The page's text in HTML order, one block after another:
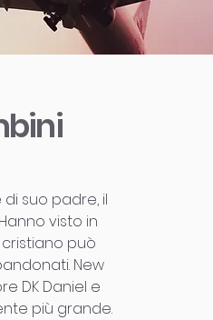
suo padre, il
visto in
può
New
DK Daniel e
più grande.